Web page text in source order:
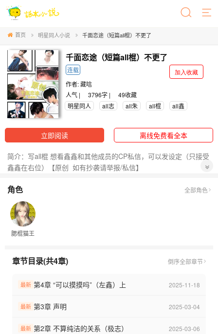
首页 明星同人小说 千面恋途（短篇all棍）不更了
千面恋途（短篇all棍）不更了
连载
加入收藏
作者:藏唁
人气 |
3796字 | 49收藏
明星同人
all志 all朱 all棍 all鑫
立即阅读 离线免费看全本
简介：写all棍 想看鑫鑫和其他成员的CP私信，可以发设定（只接受
鑫鑫在右位）【原创 如有抄袭请举报/私信】
角色 全部角色
腮棍猫王
章节目录(共4章) 倒序全部章节
最新 第4章 “可以摸摸吗”（左鑫）上 2025-11-18
最新 第3章 声明 2025-03-04
最新 第2章 不算纯洁的关系（极志） 2025-03-06